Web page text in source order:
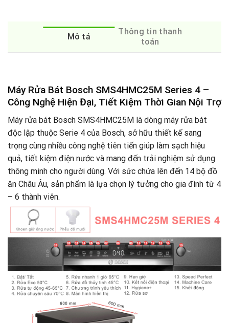
Mô tả
Thông tin thanh
toán
Máy Rửa Bát Bosch SMS4HMC25M Series 4 –
Công Nghệ Hiện Đại, Tiết Kiệm Thời Gian Nội Trợ
Máy rửa bát Bosch SMS4HMC25M là dòng máy rửa bát
độc lập thuộc Serie 4 của Bosch, sở hữu thiết kế sang
trọng cùng nhiều công nghệ tiên tiến giúp làm sạch hiệu
quả, tiết kiệm điện nước và mang đến trải nghiệm sử dụng
thông minh cho người dùng. Với sức chứa lên đến 14 bộ đồ
ăn Châu Âu, sản phẩm là lựa chọn lý tưởng cho gia đình từ 4
– 6 thành viên.